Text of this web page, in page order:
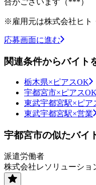
※雇用元は株式会社ヒト
応募画面に進む
関連条件からバイト
栃木県×ピアスOK
宇都宮市×ピアスOK
東武宇都宮駅×ピア
東武宇都宮駅×営業
宇都宮市の似たバイ
派遣労働者
株式会社レソリューショ